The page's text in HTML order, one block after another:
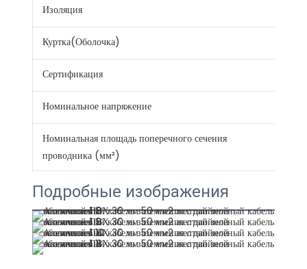
Изоляция
Куртка(Оболочка)
Сертификация
Номинальное напряжение
Номинальная площадь поперечного сечения
проводника (мм²)
Подробные изображения